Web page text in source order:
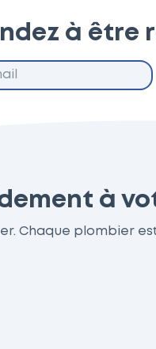
à
à
Chaque plombier